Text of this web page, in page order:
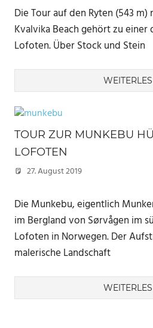
Die Tour auf den Ryten (543
Kvalvika Beach gehört zu
Lofoten. Über Stock und Stein
TOUR ZUR MUNKEBU
LOFOTEN
27. August 2019
Die Munkebu, eigentlich
im Bergland von Sørvågen im
Lofoten in Norwegen. Der
malerische Landschaft